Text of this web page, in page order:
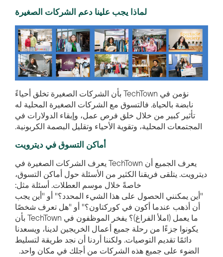
لماذا يجب علينا دعم الشركات الصغيرة
نؤمن في TechTown بأن الشركات الصغيرة تخلق أحياءً
نابضة بالحياة. فالتسوق مع الشركات الصغيرة المحلية له
تأثير كبير من خلال خلق فرص عمل، وإبقاء الدولارات في
المجتمعات المحلية، وتقوية الأحياء وتقليل البصمة الكربونية.
أماكن التسوق في ديترويت
يعرف الجميع أن TechTown يعرف الشركات الصغيرة في
ديترويت. يتلقى فريقنا الكثير من الأسئلة حول أماكن التسوق،
خاصةً خلال موسم العطلات. أسئلة مثل:
"أين يمكنني الحصول على هذا الشيء المحدد؟" أو "أين يجب
أن أذهب عندما أكون في كوركتاون؟" أو "هل تعرف شخصًا
ما يعمل (املأ الفراغ)؟ يفخر الموظفون في TechTown بأن
يكونوا جزءًا من رحلة جميع أعمال الخريجين لدينا، ويسعدنا
دائمًا تقديم التوصيات. ولكننا أردنا أن نجد طريقة لتسليط
الضوء على جميع هذه الشركات من أجلك في مكان واحد.